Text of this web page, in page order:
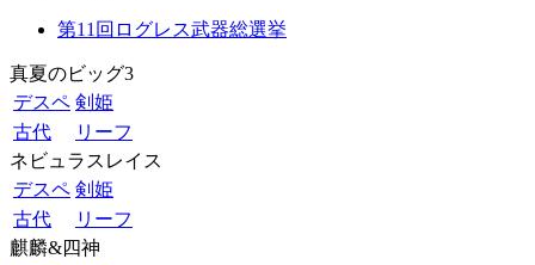
第11回ログレス武器総選挙
真夏のビッグ3
デスペ 剣姫
古代
リーフ
ネビュラスレイス
デスペ 剣姫
古代
リーフ
麒麟&四神